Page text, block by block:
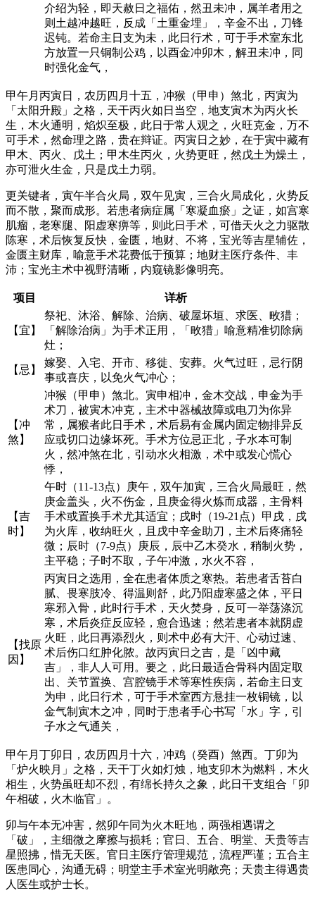
介绍为轻，即天赦日之福佑，然丑未冲，属羊者用之
则土越冲越旺，反成「土重金埋」，辛金不出，刀锋
迟钝。若命主日支为未，此日行术，可于手术室东北
方放置一只铜制公鸡，以酉金冲卯木，解丑未冲，同
时强化金气，
甲午月丙寅日，农历四月十五，冲猴（甲申）煞北，丙寅为
「太阳升殿」之格，天干丙火如日当空，地支寅木为丙火长
生，木火通明，焰炽至极，此日于常人观之，火旺克金，万不
可手术，然命理之路，贵在辩证。丙寅日之妙，在于寅中藏有
甲木、丙火、戊土；甲木生丙火，火势更旺，然戊土为燥土，
亦可泄火生金，只是戊土力弱。
更关键者，寅午半合火局，双午见寅，三合火局成化，火势反
而不散，聚而成形。若患者病症属「寒凝血瘀」之证，如宫寒
肌瘤，老寒腿、阳虚寒痹等，则此日手术，可借天火之力驱散
陈寒，术后恢复反快，金匮，地财、不将，宝光等吉星辅佐，
金匮主财库，喻意手术花费低于预算；地财主医疗条件、丰
沛；宝光主术中视野清晰，内窥镜影像明亮。
项目 详析
【宜】
祭祀、沐浴、解除、治病、破屋坏垣、求医、畋猎；
「解除治病」为手术正用，「畋猎」喻意精准切除病
灶；
【忌】
嫁娶、入宅、开市、移徙、安葬。火气过旺，忌行阴
事或喜庆，以免火气冲心；
【冲
煞】
冲猴（甲申）煞北。寅申相冲，金木交战，申金为手
术刀，被寅木冲克，主术中器械故障或电刀为你异
常，属猴者此日手术，术后易有金属内固定物排异反
应或切口边缘坏死。手术方位忌正北，子水本可制
火，然冲煞在北，引动水火相激，术中或发心慌心
悸，
【吉
时】
午时（11-13点）庚午，双午加寅，三合火局最旺，然
庚金盖头，火不伤金，且庚金得火炼而成器，主骨料
手术或置换手术尤其适宜；戌时（19-21点）甲戌，戌
为火库，收纳旺火，且戌中辛金助刀，主术后疼痛轻
微；辰时（7-9点）庚辰，辰中乙木癸水，稍制火势，
主平稳；子时不取，子午冲激，水火不容，
【找原
因】
丙寅日之选用，全在患者体质之寒热。若患者舌苔白
腻、畏寒肢冷、得温则舒，此乃阳虚寒盛之体，平日
寒邪入骨，此时行手术，天火焚身，反可一举荡涤沉
寒，术后炎症反应轻，愈合迅速；然若患者本就阴虚
火旺，此日再添烈火，则术中必有大汗、心动过速、
术后伤口红肿化脓。故丙寅日之吉，是「凶中藏
吉」，非人人可用。要之，此日最适合骨科内固定取
出、关节置换、宫腔镜手术等寒性疾病，若命主日支
为申，此日行术，可于手术室西方悬挂一枚铜镜，以
金气制寅木之冲，同时于患者手心书写「水」字，引
子水之气通关，
甲午月丁卯日，农历四月十六，冲鸡（癸酉）煞西。丁卯为
「炉火映月」之格，天干丁火如灯烛，地支卯木为燃料，木火
相生，火势虽旺却不烈，有绵长持久之象，此日干支组合「卯
午相破，火木临官」。
卯与午本无冲害，然卯午同为火木旺地，两强相遇谓之
「破」，主细微之摩擦与损耗；官日、五合、明堂、天贵等吉
星照拂，惜无天医。官日主医疗管理规范，流程严谨；五合主
医患同心，沟通无碍；明堂主手术室光明敞亮；天贵主得遇贵
人医生或护士长。